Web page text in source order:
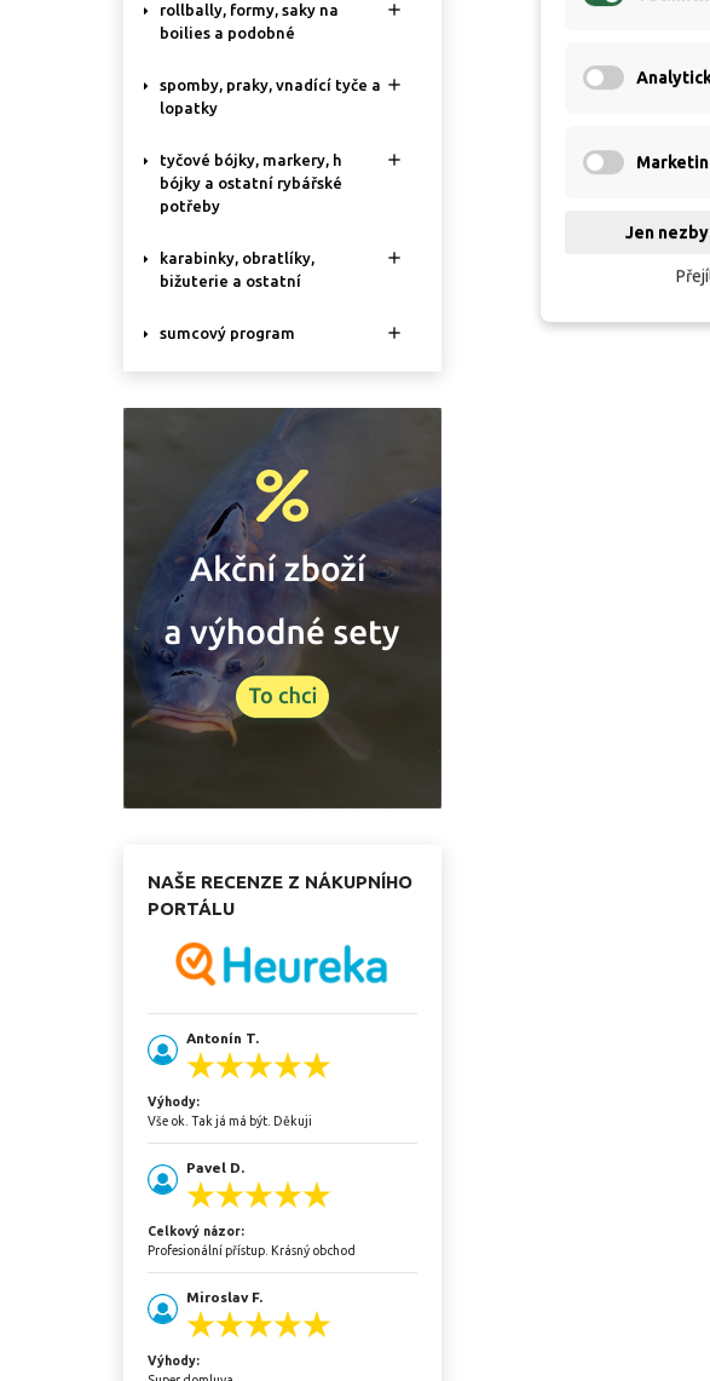
rollbally, formy, saky na
boilies a podobné

spomby, praky, vnadící tyče a
lopatky

tyčové bójky, markery, h
bójky a ostatní rybářské
potřeby

karabinky, obratlíky,
bižuterie a ostatní

sumcový program 
NAŠE RECENZE Z NÁKUPNÍHO
PORTÁLU
Antonín T.
Výhody:
Vše ok. Tak já má být. Děkuji
Pavel D.
Celkový názor:
Profesionální přístup. Krásný obchod
Miroslav F.
Výhody:
Jen